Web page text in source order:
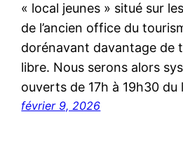
« local jeunes » situé sur
de l’ancien office du
dorénavant davantage de
libre. Nous serons alors
ouverts de 17h à 19h30
février 9, 2026